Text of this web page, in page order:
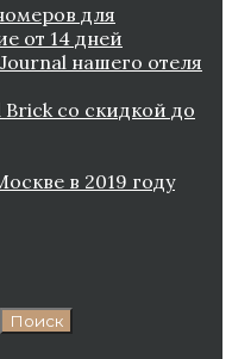
для
от 14 дней
нашего отеля
Brick со скидкой до
в 2019 году